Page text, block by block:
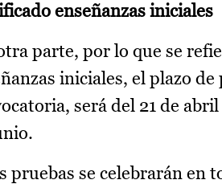
enseñanzas iniciales
parte, por lo que se
iniciales, el plazo
será del 21 de
pruebas se celebrarán en